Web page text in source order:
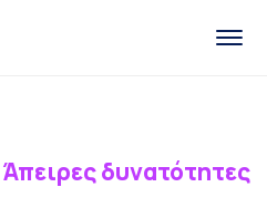
δυνατότητες